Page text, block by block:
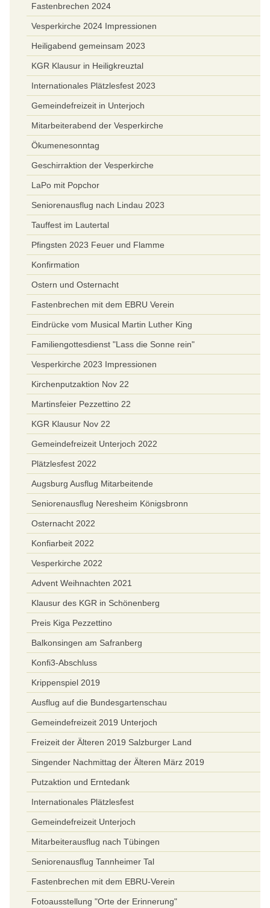
Fastenbrechen 2024
Vesperkirche 2024 Impressionen
Heiligabend gemeinsam 2023
KGR Klausur in Heiligkreuztal
Internationales Plätzlesfest 2023
Gemeindefreizeit in Unterjoch
Mitarbeiterabend der Vesperkirche
Ökumenesonntag
Geschirraktion der Vesperkirche
LaPo mit Popchor
Seniorenausflug nach Lindau 2023
Tauffest im Lautertal
Pfingsten 2023 Feuer und Flamme
Konfirmation
Ostern und Osternacht
Fastenbrechen mit dem EBRU Verein
Eindrücke vom Musical Martin Luther King
Familiengottesdienst "Lass die Sonne rein"
Vesperkirche 2023 Impressionen
Kirchenputzaktion Nov 22
Martinsfeier Pezzettino 22
KGR Klausur Nov 22
Gemeindefreizeit Unterjoch 2022
Plätzlesfest 2022
Augsburg Ausflug Mitarbeitende
Seniorenausflug Neresheim Königsbronn
Osternacht 2022
Konfiarbeit 2022
Vesperkirche 2022
Advent Weihnachten 2021
Klausur des KGR in Schönenberg
Preis Kiga Pezzettino
Balkonsingen am Safranberg
Konfi3-Abschluss
Krippenspiel 2019
Ausflug auf die Bundesgartenschau
Gemeindefreizeit 2019 Unterjoch
Freizeit der Älteren 2019 Salzburger Land
Singender Nachmittag der Älteren März 2019
Putzaktion und Erntedank
Internationales Plätzlesfest
Gemeindefreizeit Unterjoch
Mitarbeiterausflug nach Tübingen
Seniorenausflug Tannheimer Tal
Fastenbrechen mit dem EBRU-Verein
Fotoausstellung "Orte der Erinnerung"